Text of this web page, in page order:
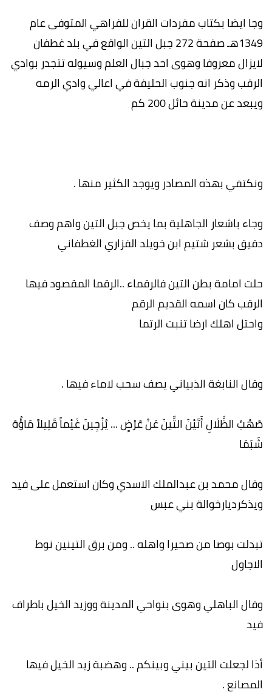
وجا ايضا بكتاب مفردات القران للفراهي المتوفى عام
1349هـ صفحة 272 جبل التين الواقع في بلد غطفان
لايزال معروفا وهوى احد جبال العلم وسيوله تتجدر بوادي
الرقب وذكر انه جنوب الحليفة في اعالي وادي الرمه
ويبعد عن مدينة حائل 200 كم
ونكتفي بهذه المصادر ويوجد الكثير منها .
وجاء باشعار الجاهلية بما يخص جبل التين واهم وصف
دقيق بشعر شتيم ابن خويلد الفزاري الغطفاني
حلت امامة بطن التين فالرقماء ..الرقما المقصود فيها
الرقب كان اسمه القديم الرقم
واحتل اهلك ارضا تنبت الرتما
وقال النابغة الذبياني يصف سحب لاماء فيها .
صُهْبُ الظِّلَالِ أَتَيْنَ التِّينَ عَنْ عُرُضٍ ... يُزْجِينَ غَيْماً قَلِيلاً مَاؤُهُ
شَبَمَا
وقال محمد بن عبدالملك الاسدي وكان استعمل على فيد
ويذكرديارخوالة بني عبس
تبدلت بوصا من صحيرا واهله .. ومن برق التينين نوط
الاجاول
وقال الباهلي وهوى بنواحي المدينة ووزيد الخيل باطراف
فيد
أذا لجعلت التين بيني وبينكم .. وهضبة زيد الخيل فيها
المصانع .